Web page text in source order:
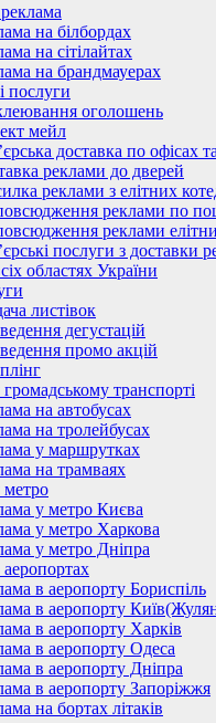
на білбордах
на сітілайтах
на брандмауерах
послуги
оголошень
мейл
доставка по офісах
реклами до дверей
реклами з елітних
реклами по
реклами
послуги з доставки
областях України
листівок
дегустацій
промо акцій
транспорті
на автобусах
на тролейбусах
у маршрутках
на трамваях
метро
у метро Києва
у метро Харкова
у метро Дніпра
в аеропорту Бориспіль
в аеропорту
в аеропорту Харків
в аеропорту Одеса
в аеропорту Дніпра
в аеропорту Запоріжжя
на бортах літаків